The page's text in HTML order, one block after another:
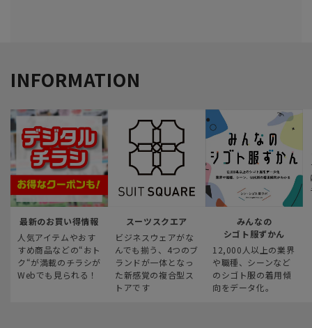
INFORMATION
最新のお買い得情報
人気アイテムやおす
すめ商品などの“おト
ク“が満載のチラシが
Webでも見られる！
スーツスクエア
ビジネスウェアがな
んでも揃う、4つのブ
ランドが一体となっ
た新感覚の複合型ス
トアです
みんなの
シゴト服ずかん
12,000人以上の業界
や職種、シーンなど
のシゴト服の着用傾
向をデータ化。